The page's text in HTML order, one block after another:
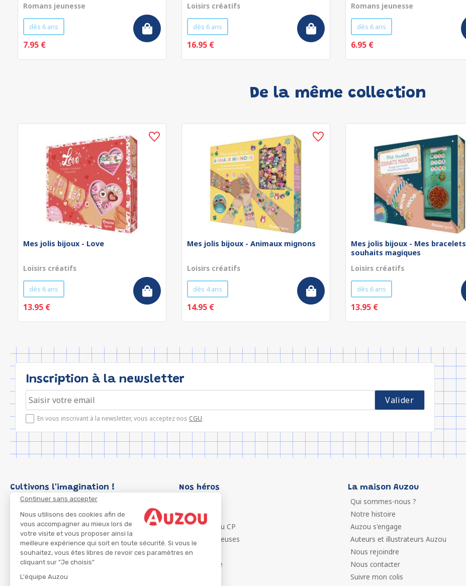
Continuer sans accepter
Nous utilisons des cookies afin de
vous accompagner au mieux lors de
votre visite et vous proposer ainsi la
meilleure expérience qui soit en toute sécurité. Si vous le
souhaitez, vous êtes libres de revoir ces paramètres en
cliquant sur "Je choisis"
L'équipe Auzou
Romans jeunesse
dès 6 ans
7.95 €
Loisirs créatifs
dès 6 ans
16.95 €
Romans jeunesse
dès 6 ans
6.95 €
De la même collection
Mes jolis bijoux - Love
Loisirs créatifs
dès 6 ans
13.95 €
Mes jolis bijoux - Animaux mignons
Loisirs créatifs
dès 4 ans
14.95 €
Mes jolis bijoux - Mes bracelets
souhaits magiques
Loisirs créatifs
dès 6 ans
13.95 €
Inscription à la newsletter
En vous inscrivant à la newsletter, vous acceptez nos CGU.
Cultivons l'imagination ! Nos héros
P'tit Loup
Les Héros du CP
Les Influenceuses
Migali
Petite Taupe
La maison Auzou
Qui sommes-nous ?
Notre histoire
Auzou s'engage
Auteurs et illustrateurs Auzou
Nous rejoindre
Nous contacter
Suivre mon colis